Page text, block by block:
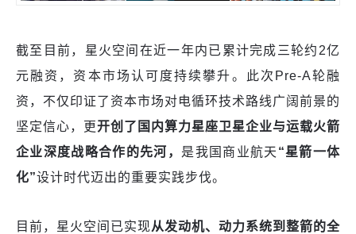
截至目前，星火空间在近一年内已累计完成三轮约2亿
元融资，资本市场认可度持续攀升。此次Pre-A轮融
资，不仅印证了资本市场对电循环技术路线广阔前景的
坚定信心，更开创了国内算力星座卫星企业与运载火箭
企业深度战略合作的先河， 是我国商业航天 “星箭一体
化”设计时代迈出的重要实践步伐。
目前，星火空间已实现从发动机、动力系统到整箭的全